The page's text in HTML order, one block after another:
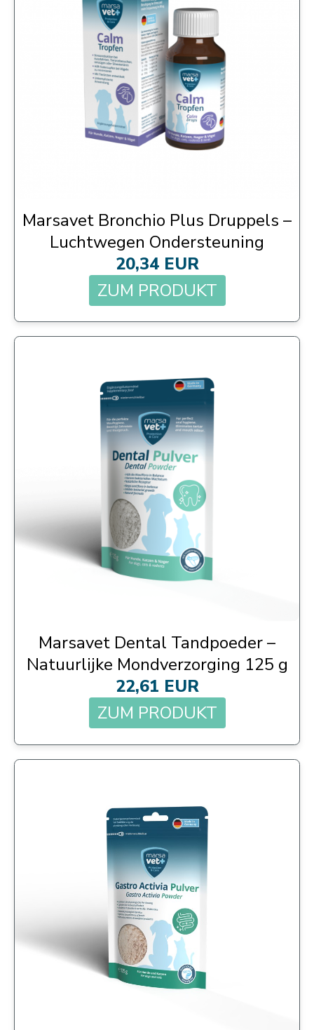
Marsavet Bronchio Plus Druppels –
Luchtwegen Ondersteuning
20,34 EUR
ZUM PRODUKT
Marsavet Dental Tandpoeder –
Natuurlijke Mondverzorging 125 g
22,61 EUR
ZUM PRODUKT